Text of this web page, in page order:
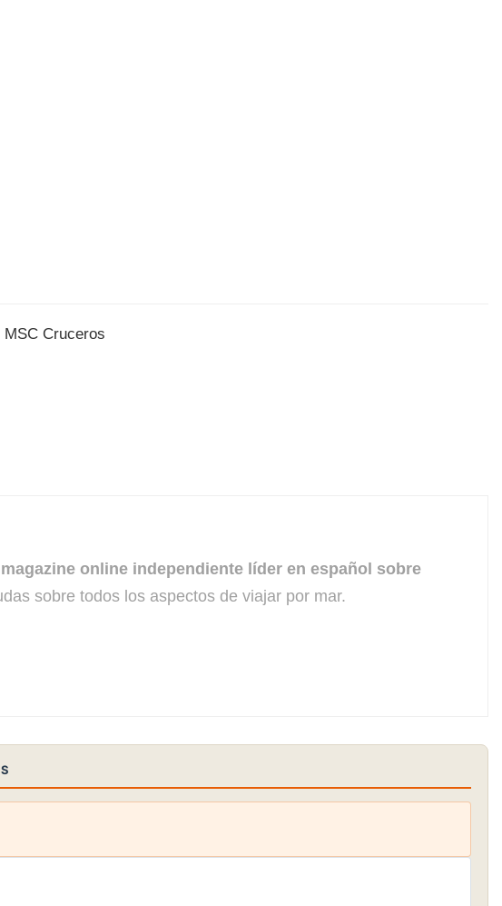
Cruceros
magazine online independiente líder en español sobre
sobre todos los aspectos de viajar por mar.